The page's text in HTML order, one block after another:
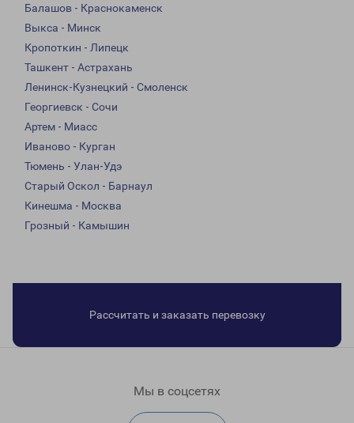
Балашов - Краснокаменск
Выкса - Минск
Кропоткин - Липецк
Ташкент - Астрахань
Ленинск-Кузнецкий - Смоленск
Георгиевск - Сочи
Артем - Миасс
Иваново - Курган
Тюмень - Улан-Удэ
Старый Оскол - Барнаул
Кинешма - Москва
Грозный - Камышин
Рассчитать и заказать перевозку
Мы в соцсетях